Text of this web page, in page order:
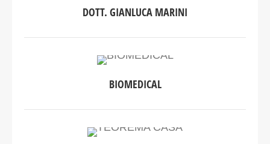
DOTT. GIANLUCA MARINI
BIOMEDICAL